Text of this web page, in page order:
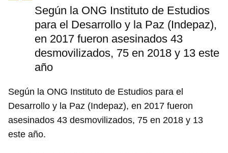
Según la ONG Instituto de Estudios
para el Desarrollo y la Paz (Indepaz),
en 2017 fueron asesinados 43
desmovilizados, 75 en 2018 y 13 este
año
Según la ONG Instituto de Estudios para el
Desarrollo y la Paz (Indepaz), en 2017 fueron
asesinados 43 desmovilizados, 75 en 2018 y 13
este año.